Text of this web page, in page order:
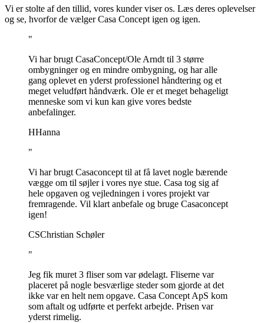
Vi er stolte af den tillid, vores kunder viser os. Læs deres oplevelser
og se, hvorfor de vælger Casa Concept igen og igen.
"
Vi har brugt CasaConcept/Ole Arndt til 3 større
ombygninger og en mindre ombygning, og har alle
gang oplevet en yderst professionel håndtering og et
meget veludført håndværk. Ole er et meget behageligt
menneske som vi kun kan give vores bedste
anbefalinger.
HHanna
"
Vi har brugt Casaconcept til at få lavet nogle bærende
vægge om til søjler i vores nye stue. Casa tog sig af
hele opgaven og vejledningen i vores projekt var
fremragende. Vil klart anbefale og bruge Casaconcept
igen!
CSChristian Schøler
"
Jeg fik muret 3 fliser som var ødelagt. Fliserne var
placeret på nogle besværlige steder som gjorde at det
ikke var en helt nem opgave. Casa Concept ApS kom
som aftalt og udførte et perfekt arbejde. Prisen var
yderst rimelig.